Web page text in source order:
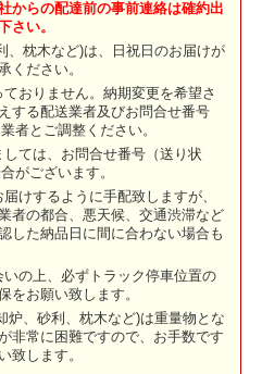
からの配達前の事前連絡は確約出
さい。
、枕木など)は、日祝日のお届けが
ください。
おりません。納期変更を希望さ
する配送業者及びお問合せ番号
者とご調整ください。
ては、お問合せ番号（送り状
がございます。
けするように手配致しますが、
者の都合、悪天候、交通渋滞など
した納品日に間に合わない場合も
の上、必ずトラック停車位置の
をお願い致します。
炉、砂利、枕木など)は重量物とな
非常に困難ですので、お手数です
致します。